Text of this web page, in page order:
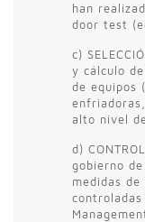
han
door test
c)
y cálculo
de equipos
alto nivel
d)
gobierno
medidas